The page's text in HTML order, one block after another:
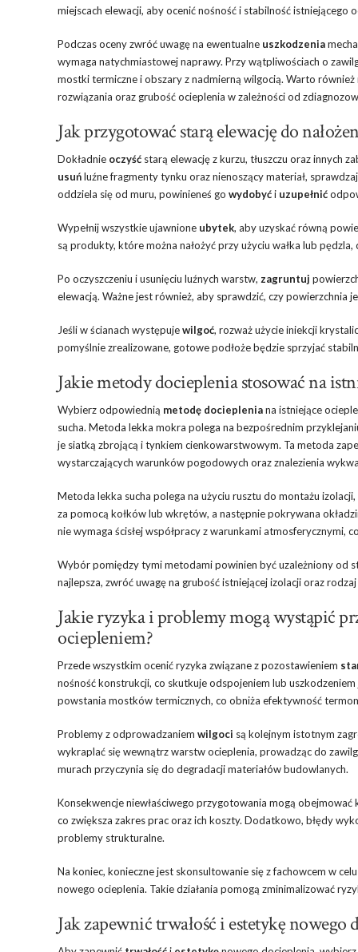
miejscach elewacji, aby ocenić nośność i stabilność istniejącego
Podczas oceny zwróć uwagę na ewentualne uszkodzenia
wymaga natychmiastowej naprawy. Przy wątpliwościach o
mostki termiczne i obszary z nadmierną wilgocią. Warto
rozwiązania oraz grubość ocieplenia w zależności od
Jak przygotować starą elewację do
Dokładnie oczyść starą elewację z kurzu, tłuszczu oraz innych
usuńluźne fragmenty tynku oraz nienoszący materiał,
oddziela się od muru, powinieneś go wydobyći uzupełnić
Wypełnij wszystkie ujawnione ubytek, aby uzyskać równą
są produkty, które można nałożyć przy użyciu wałka lub
Po oczyszczeniu i usunięciu luźnych warstw, zagruntuj
elewacją. Ważne jest również, aby sprawdzić, czy powierzchnia
Jeśli w ścianach występujewilgoć, rozważ użycie iniekcji
pomyślnie zrealizowane, gotowe podłoże będzie sprzyjać
Jakie metody docieplenia stosować na
Wybierz odpowiednią metodę dociepleniana istniejące
sucha. Metoda lekka mokra polega na bezpośrednim
je siatką zbrojącą i tynkiem cienkowarstwowym. Ta metoda
wystarczających warunków pogodowych oraz znalezienia
Metoda lekka sucha polega na użyciu rusztu do montażu
za pomocą kołków lub wkrętów, a następnie pokrywana
nie wymaga ścisłej współpracy z warunkami atmosferycznymi,
Wybór pomiędzy tymi metodami powinien być uzależniony od
najlepsza, zwróć uwagę na grubość istniejącej izolacji oraz
Jakie ryzyka i problemy mogą wystąpić
ociepleniem?
Przede wszystkim ocenić ryzyka związane z pozostawieniem
nośność konstrukcji, co skutkuje odspojeniem lub
powstania mostków termicznych, co obniża efektywność
Problemy z odprowadzaniem wilgoci są kolejnym istotnym
wykraplać się wewnątrz warstw ocieplenia, prowadząc do
murach przyczynia się do degradacji materiałów budowlanych.
Konsekwencje niewłaściwego przygotowania mogą
co zwiększa zakres prac oraz ich koszty. Dodatkowo, błędy
problemy strukturalne.
Na koniec, konieczne jest skonsultowanie się z fachowcem w
nowego ocieplenia. Takie działania pomogą zminimalizować
Jak zapewnić trwałość i estetykę nowego